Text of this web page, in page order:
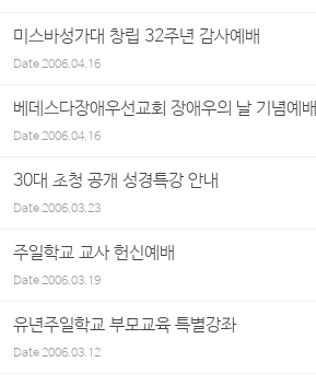
미스바성가대 창립 32주년 감사예배
Date2006.04.16
베데스다장애우선교회 장애우의 날 기념예배
Date2006.04.16
30대 초청 공개 성경특강 안내
Date2006.03.23
주일학교 교사 헌신예배
Date2006.03.19
유년주일학교 부모교육 특별강좌
Date2006.03.12